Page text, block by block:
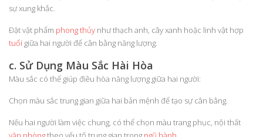
sự xung khắc.
Đặt vật phẩm phong thủy như thạch anh, cây xanh hoặc linh vật hợp
tuổi giữa hai người để cân bằng năng lượng.
c. Sử Dụng Màu Sắc Hài Hòa
Màu sắc có thể giúp điều hòa năng lượng giữa hai người:
Chọn màu sắc trung gian giữa hai bản mệnh để tạo sự cân bằng.
Nếu hai người làm việc chung, có thể chọn màu trang phục, nội thất